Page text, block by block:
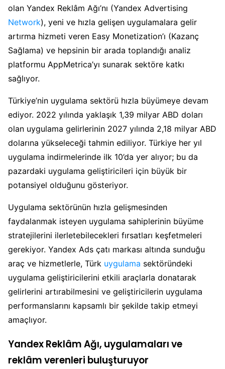
olan Yandex Reklâm Ağı’nı (Yandex Advertising
Network), yeni ve hızla gelişen uygulamalara gelir
artırma hizmeti veren Easy Monetization’ı (Kazanç
Sağlama) ve hepsinin bir arada toplandığı analiz
platformu AppMetrica’yı sunarak sektöre katkı
sağlıyor.
Türkiye’nin uygulama sektörü hızla büyümeye devam
ediyor. 2022 yılında yaklaşık 1,39 milyar ABD doları
olan uygulama gelirlerinin 2027 yılında 2,18 milyar ABD
dolarına yükseleceği tahmin ediliyor. Türkiye her yıl
uygulama indirmelerinde ilk 10’da yer alıyor; bu da
pazardaki uygulama geliştiricileri için büyük bir
potansiyel olduğunu gösteriyor.
Uygulama sektörünün hızla gelişmesinden
faydalanmak isteyen uygulama sahiplerinin büyüme
stratejilerini ilerletebilecekleri fırsatları keşfetmeleri
gerekiyor. Yandex Ads çatı markası altında sunduğu
araç ve hizmetlerle, Türk uygulama sektöründeki
uygulama geliştiricilerini etkili araçlarla donatarak
gelirlerini artırabilmesini ve geliştiricilerin uygulama
performanslarını kapsamlı bir şekilde takip etmeyi
amaçlıyor.
Yandex Reklâm Ağı, uygulamaları ve
reklâm verenleri buluşturuyor